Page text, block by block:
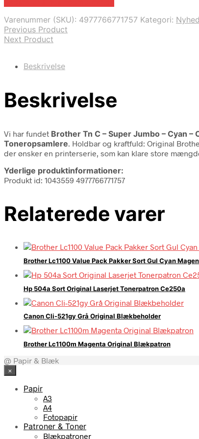
Varenummer (SKU): 4977766771757 Kategori:
Previous Product
Next Product
Beskrivelse
Beskrivelse
Vi har fundet Brother Tn C – Super Jumbo – Cyan –
Toneropsamlere . Holdbar og kraftfuld: Original
der ønsker en printerserie, som kan klare store
Yderlige produktinformationer:
Produkt id: 1043559 4977766771757
Relaterede varer
Brother Lc1100 Value Pack Pakker Sort Gul Cyan
Hp 504a Sort Original Laserjet Tonerpatron Ce250a
Canon Cli-521gy Grå Original Blækbeholder
Brother Lc1100m Magenta Original Blækpatron
@ Papir & Blæk
×
Papir
A3
A4
Fotopapir
Patroner & Toner
Blækpatroner